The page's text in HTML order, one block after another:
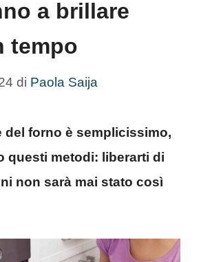
a brillare
tempo
di Paola Saija
del forno è semplicissimo,
questi metodi: liberarti di
non sarà mai stato così